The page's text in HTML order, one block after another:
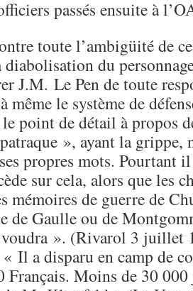
passés ensuite à
toute l’ambigüité de
du
J.M. Le Pen de toute
même le système de
point de détail à propos
», ayant la grippe,
propres mots. Pourtant
sur cela, alors que les
mémoires de guerre de
de Gaulle ou de
voudra ». (Rivarol 3 juillet
« Il a disparu en camp de
Français. Moins de 30